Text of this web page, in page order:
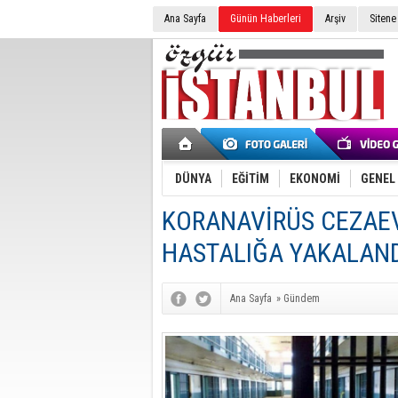
Ana Sayfa Günün Haberleri Arşiv
DÜNYA EĞİTİM EKONOMİ GENEL
KORANAVİRÜS
HASTALIĞA
Ana Sayfa » Gündem